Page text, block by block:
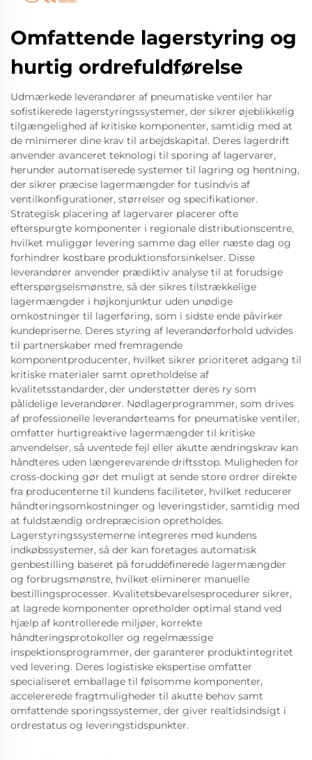
Omfattende lagerstyring og
hurtig ordrefuldførelse
Udmærkede leverandører af pneumatiske ventiler har
sofistikerede lagerstyringssystemer, der sikrer øjeblikkelig
tilgængelighed af kritiske komponenter, samtidig med at
de minimerer dine krav til arbejdskapital. Deres lagerdrift
anvender avanceret teknologi til sporing af lagervarer,
herunder automatiserede systemer til lagring og hentning,
der sikrer præcise lagermængder for tusindvis af
ventilkonfigurationer, størrelser og specifikationer.
Strategisk placering af lagervarer placerer ofte
efterspurgte komponenter i regionale distributionscentre,
hvilket muliggør levering samme dag eller næste dag og
forhindrer kostbare produktionsforsinkelser. Disse
leverandører anvender prædiktiv analyse til at forudsige
efterspørgselsmønstre, så der sikres tilstrækkelige
lagermængder i højkonjunktur uden unødige
omkostninger til lagerføring, som i sidste ende påvirker
kundepriserne. Deres styring af leverandørforhold udvides
til partnerskaber med fremragende
komponentproducenter, hvilket sikrer prioriteret adgang til
kritiske materialer samt opretholdelse af
kvalitetsstandarder, der understøtter deres ry som
pålidelige leverandører. Nødlagerprogrammer, som drives
af professionelle leverandørteams for pneumatiske ventiler,
omfatter hurtigreaktive lagermængder til kritiske
anvendelser, så uventede fejl eller akutte ændringskrav kan
håndteres uden længerevarende driftsstop. Muligheden for
cross-docking gør det muligt at sende store ordrer direkte
fra producenterne til kundens faciliteter, hvilket reducerer
håndteringsomkostninger og leveringstider, samtidig med
at fuldstændig ordrepræcision opretholdes.
Lagerstyringssystemerne integreres med kundens
indkøbssystemer, så der kan foretages automatisk
genbestilling baseret på foruddefinerede lagermængder
og forbrugsmønstre, hvilket eliminerer manuelle
bestillingsprocesser. Kvalitetsbevarelsesprocedurer sikrer,
at lagrede komponenter opretholder optimal stand ved
hjælp af kontrollerede miljøer, korrekte
håndteringsprotokoller og regelmæssige
inspektionsprogrammer, der garanterer produktintegritet
ved levering. Deres logistiske ekspertise omfatter
specialiseret emballage til følsomme komponenter,
accelererede fragtmuligheder til akutte behov samt
omfattende sporingssystemer, der giver realtidsindsigt i
ordrestatus og leveringstidspunkter.